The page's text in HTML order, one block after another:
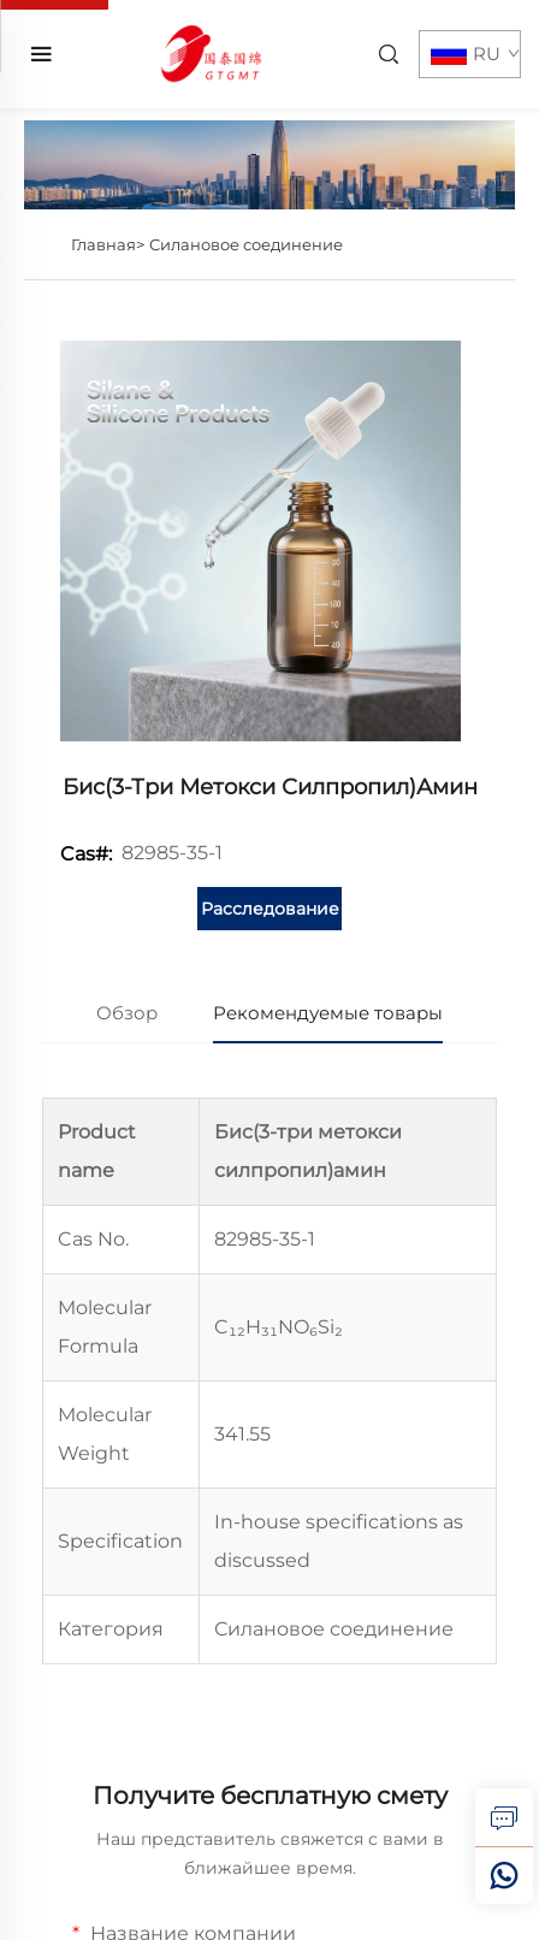
RU
Главная> Силановое соединение
Бис(3-Три Метокси Силпропил)амин
Cas#: 82985-35-1
Расследование
Обзор Рекомендуемые товары
Product
name
Бис(3-три метокси
силпропил)амин
Cas No. 82985-35-1
Molecular
Formula
C₁₂H₃₁NO₆Si₂
Molecular
Weight
341.55
Specification
In-house specifications as
discussed
Категория Силановое соединение
Получите бесплатную смету
Наш представитель свяжется с вами в
ближайшее время.
Название компании